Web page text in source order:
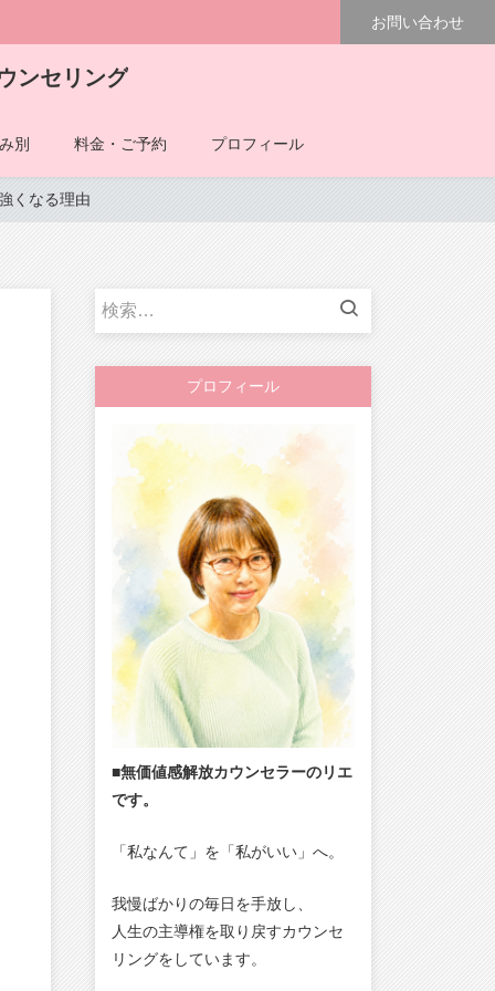
お問い合わせ
ンセリング
別 料金・ご予約 プロフィール
くなる理由
検
プロフィール
■無価値感解放カウンセラーのリエ
です。
「私なんて」を「私がいい」へ。
我慢ばかりの毎日を手放し、
人生の主導権を取り戻すカウンセ
リングをしています。